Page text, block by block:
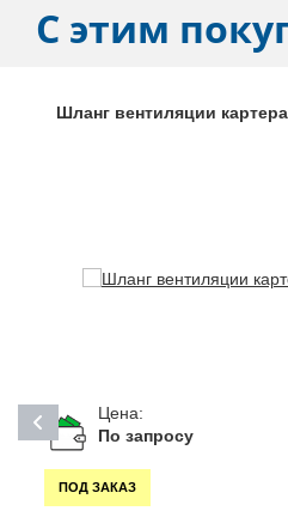
С этим
Шланг вентиляции
Цена:
По запросу
ПОД ЗАКАЗ